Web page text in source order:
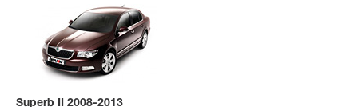
Superb II 2008-2013